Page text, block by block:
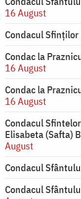
16 August
Condacul
Condac la
16 August
Condac la
16 August
Condacul
Elisabeta (Safta)
August
Condacul
Condacul